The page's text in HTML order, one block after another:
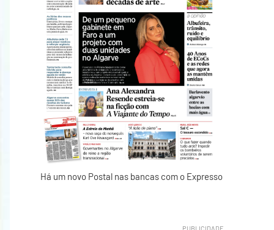
Há um novo Postal nas bancas com o Expresso